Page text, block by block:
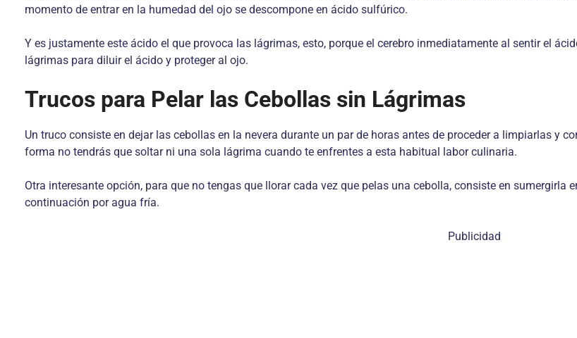
momento de entrar en la humedad del ojo se descompone en ácido sulfúrico.
Y es justamente este ácido el que provoca las lágrimas, esto, porque el cerebro inmediatamente al sentir el
lágrimas para diluir el ácido y proteger al ojo.
Trucos para Pelar las Cebollas sin Lágrimas
Un truco consiste en dejar las cebollas en la nevera durante un par de horas antes de proceder a limpiarlas y
forma no tendrás que soltar ni una sola lágrima cuando te enfrentes a esta habitual labor culinaria.
Otra interesante opción, para que no tengas que llorar cada vez que pelas una cebolla, consiste en
continuación por agua fría.
Publicidad